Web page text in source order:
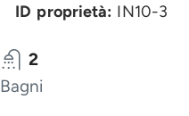
ID proprietà: IN10-3
2
Bagni